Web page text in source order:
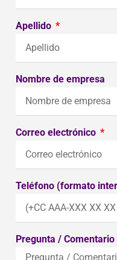
Apellido
Nombre de empresa
Correo electrónico
Teléfono (formato
Pregunta /